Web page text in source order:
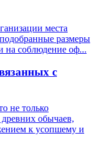
места
размеры
на соблюдение оф...
с
не только
обычаев,
к усопшему и